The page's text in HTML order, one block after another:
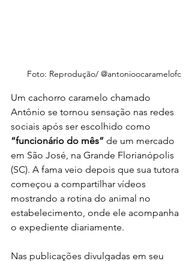
Foto: Reprodução/ @antonioocaramelofc
Um cachorro caramelo chamado
Antônio se tornou sensação nas redes
sociais após ser escolhido como
“funcionário do mês” de um mercado
em São José, na Grande Florianópolis
(SC). A fama veio depois que sua tutora
começou a compartilhar vídeos
mostrando a rotina do animal no
estabelecimento, onde ele acompanha
o expediente diariamente.
Nas publicações divulgadas em seu